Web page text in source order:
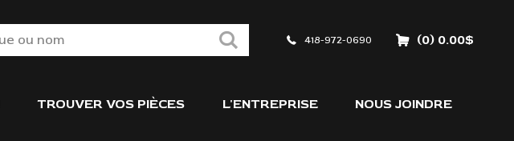
418-972-0690 (0) 0.00$
TROUVER VOS PIÈCES L'ENTREPRISE NOUS JOINDRE